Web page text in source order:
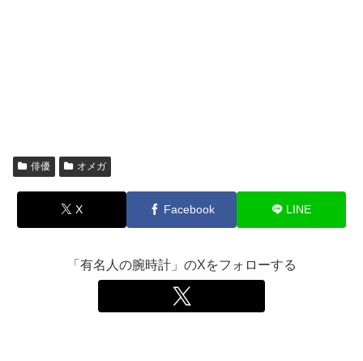
俳優 オメガ
X Facebook LINE
「有名人の腕時計」のXをフォローする